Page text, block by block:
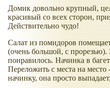
Домик довольно крупный,
красивый со всех сторон,
Действительно чудо!
Салат из помидоров
(очень большой, с прорезью).
понравилось. Начинка в
Переложить с места на место
начинку, она просто